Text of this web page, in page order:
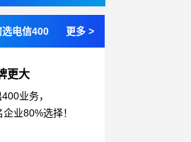
电信400 更多 >
更大
业务，
业80%选择！